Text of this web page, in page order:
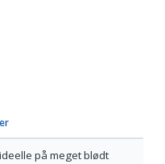
på meget blødt